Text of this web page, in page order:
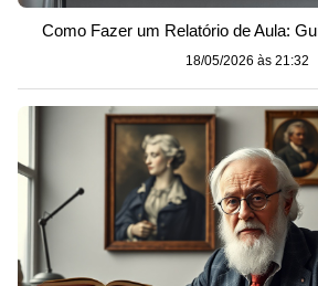
Como Fazer um Relatório de Aula:
18/05/2026 às 21:32